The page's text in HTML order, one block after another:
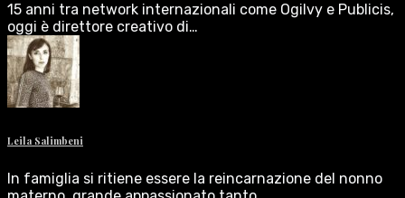
15 anni tra network internazionali come Ogilvy e Publicis,
oggi è direttore creativo di…
Leila Salimbeni
In famiglia si ritiene essere la reincarnazione del nonno